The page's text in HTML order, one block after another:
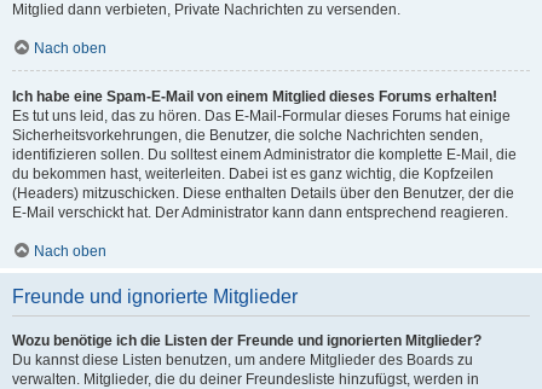
Mitglied dann verbieten, Private Nachrichten zu versenden.
Nach oben
Ich habe eine Spam-E-Mail von einem Mitglied dieses Forums erhalten!
Es tut uns leid, das zu hören. Das E-Mail-Formular dieses Forums hat einige
Sicherheitsvorkehrungen, die Benutzer, die solche Nachrichten senden,
identifizieren sollen. Du solltest einem Administrator die komplette E-Mail, die
du bekommen hast, weiterleiten. Dabei ist es ganz wichtig, die Kopfzeilen
(Headers) mitzuschicken. Diese enthalten Details über den Benutzer, der die
E-Mail verschickt hat. Der Administrator kann dann entsprechend reagieren.
Nach oben
Freunde und ignorierte Mitglieder
Wozu benötige ich die Listen der Freunde und ignorierten Mitglieder?
Du kannst diese Listen benutzen, um andere Mitglieder des Boards zu
verwalten. Mitglieder, die du deiner Freundesliste hinzufügst, werden in